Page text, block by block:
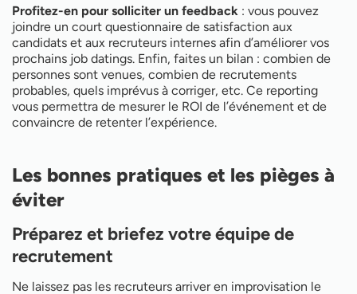
Profitez-en pour solliciter un feedback : vous pouvez
joindre un court questionnaire de satisfaction aux
candidats et aux recruteurs internes afin d’améliorer vos
prochains job datings. Enfin, faites un bilan : combien de
personnes sont venues, combien de recrutements
probables, quels imprévus à corriger, etc. Ce reporting
vous permettra de mesurer le ROI de l’événement et de
convaincre de retenter l’expérience.
Les bonnes pratiques et les pièges à
éviter
Préparez et briefez votre équipe de
recrutement
Ne laissez pas les recruteurs arriver en improvisation le